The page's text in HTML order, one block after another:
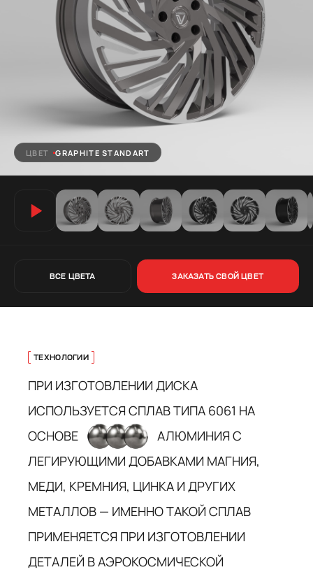
ВСЕ ЦВЕТА ЗАКАЗАТЬ СВОЙ ЦВЕТ
ЦВЕТ GRAPHITE STANDART
ТЕХНОЛОГИИ
ПРИ ИЗГОТОВЛЕНИИ ДИСКА
ИСПОЛЬЗУЕТСЯ СПЛАВ ТИПА 6061 НА
ОСНОВЕ
АЛЮМИНИЯ С
ЛЕГИРУЮЩИМИ ДОБАВКАМИ МАГНИЯ,
МЕДИ, КРЕМНИЯ, ЦИНКА И ДРУГИХ
МЕТАЛЛОВ — ИМЕННО ТАКОЙ СПЛАВ
ПРИМЕНЯЕТСЯ ПРИ ИЗГОТОВЛЕНИИ
ДЕТАЛЕЙ В АЭРОКОСМИЧЕСКОЙ